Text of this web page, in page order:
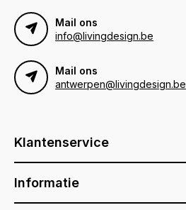
Mail ons
info@livingdesign.be
Mail ons
antwerpen@livingdesign.be
Klantenservice
Informatie